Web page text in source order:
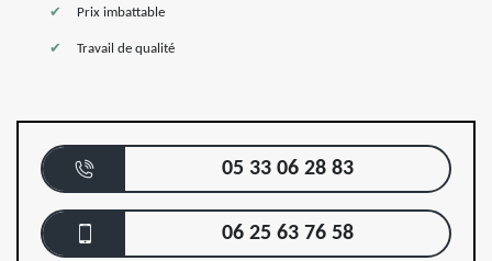
Prix imbattable
Travail de qualité
05 33 06 28 83
06 25 63 76 58